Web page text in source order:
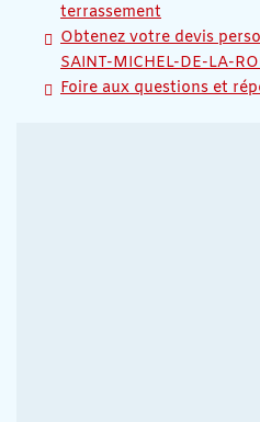
terrassement
Obtenez votre devis
SAINT-MICHEL-DE-LA-
Foire aux questions et